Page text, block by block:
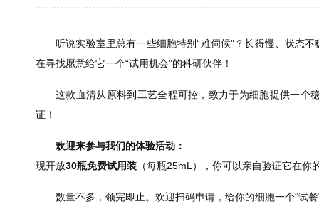
听说实验室里总有一些细胞特别“难伺候"？长得慢、状态
在寻找愿意给它一个“试用机会"的科研伙伴！
这款血清从原料到工艺全程可控，致力于为细胞提供一个
证！
欢迎来参与我们的体验活动：
现开放30瓶免费试用装 （每瓶25mL），你可以亲自验证它在
数量不多，领完即止。欢迎扫码申请，给你的细胞一个“试